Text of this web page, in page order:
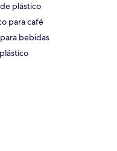
plástico
para café
bebidas